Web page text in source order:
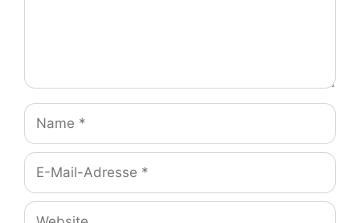
Name
E-
Mail-
Adresse
Website